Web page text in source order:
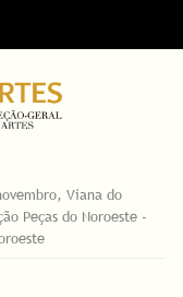
Viana do
Peças do Noroeste -